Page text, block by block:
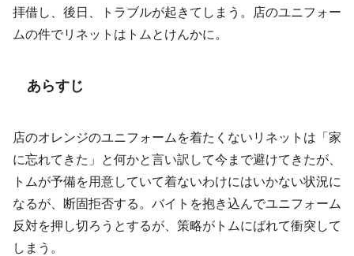
拝借し、後日、トラブルが起きてしまう。店のユニフォー
ムの件でリネットはトムとけんかに。
あらすじ
店のオレンジのユニフォームを着たくないリネットは「家
に忘れてきた」と何かと言い訳して今まで避けてきたが、
トムが予備を用意していて着ないわけにはいかない状況に
なるが、断固拒否する。バイトを抱き込んでユニフォーム
反対を押し切ろうとするが、策略がトムにばれて衝突して
しまう。